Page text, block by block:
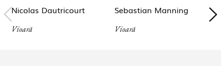
Nicolas Dautricourt
Vioară
Sebastian Manning
Vioară